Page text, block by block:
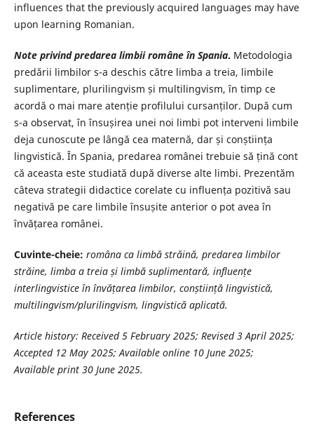
influences that the previously acquired languages may have
upon learning Romanian.
Note privind predarea limbii române în Spania. Metodologia
predării limbilor s-a deschis către limba a treia, limbile
suplimentare, plurilingvism și multilingvism, în timp ce
acordă o mai mare atenție profilului cursanților. După cum
s-a observat, în însușirea unei noi limbi pot interveni limbile
deja cunoscute pe lângă cea maternă, dar și conștiința
lingvistică. În Spania, predarea românei trebuie să țină cont
că aceasta este studiată după diverse alte limbi. Prezentăm
câteva strategii didactice corelate cu influența pozitivă sau
negativă pe care limbile însușite anterior o pot avea în
învățarea românei.
Cuvinte-cheie: româna ca limbă străină, predarea limbilor
străine, limba a treia și limbă suplimentară, influențe
interlingvistice în învățarea limbilor, conștiință lingvistică,
multilingvism/plurilingvism, lingvistică aplicată.
Article history: Received 5 February 2025; Revised 3April 2025;
Accepted 12 May 2025;Available online 10 June 2025;
Available print 30 June 2025.
References